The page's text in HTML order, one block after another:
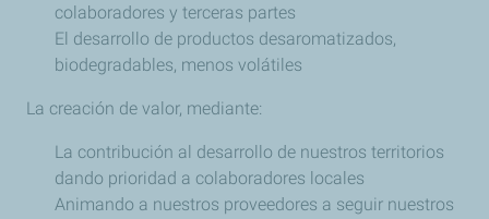
colaboradores y terceras partes
El desarrollo de productos desaromatizados,
biodegradables, menos volátiles
La creación de valor, mediante:
La contribución al desarrollo de nuestros territorios
dando prioridad a colaboradores locales
Animando a nuestros proveedores a seguir nuestros